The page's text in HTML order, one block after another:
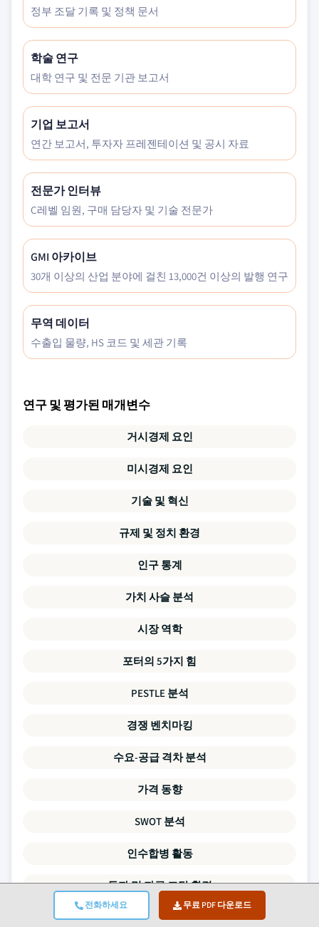
전화하세요 무료 PDF 다운로드
정부 조달 기록 및 정책 문서
학술 연구
대학 연구 및 전문 기관 보고서
기업 보고서
연간 보고서, 투자자 프레젠테이션 및 공시 자료
전문가 인터뷰
C레벨 임원, 구매 담당자 및 기술 전문가
GMI 아카이브
30개 이상의 산업 분야에 걸친 13,000건 이상의 발행 연구
무역 데이터
수출입 물량, HS 코드 및 세관 기록
연구 및 평가된 매개변수
거시경제 요인
미시경제 요인
기술 및 혁신
규제 및 정치 환경
인구 통계
가치 사슬 분석
시장 역학
포터의 5가지 힘
PESTLE 분석
경쟁 벤치마킹
수요-공급 격차 분석
가격 동향
SWOT 분석
인수합병 활동
투자 및 자금 조달 환경
기업 프로파일